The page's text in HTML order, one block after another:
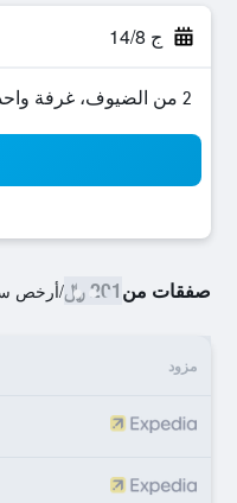
ج 14/8
2 من الضيوف، غرفة واحدة
صفقات من201 ﷼ /أرخص
مزود